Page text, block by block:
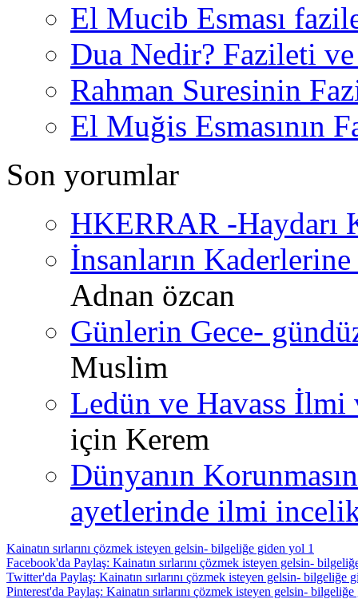
El Mucib Esması
Dua Nedir? Fazileti
Rahman Suresinin
El Muğis Esmasının
Son yorumlar
HKERRAR -Haydarı
İnsanların
Adnan özcan
Günlerin Gece-
Muslim
Ledün ve Havass İlmi
için Kerem
Dünyanın
ayetlerinde ilmi
Kainatın sırlarını çözmek isteyen gelsin- bilgeliğe giden yol 1
Facebook'da Paylaş: Kainatın sırlarını çözmek isteyen gelsin-
Twitter'da Paylaş: Kainatın sırlarını çözmek isteyen gelsin- bilgeliğe
Pinterest'da Paylaş: Kainatın sırlarını çözmek isteyen gelsin-